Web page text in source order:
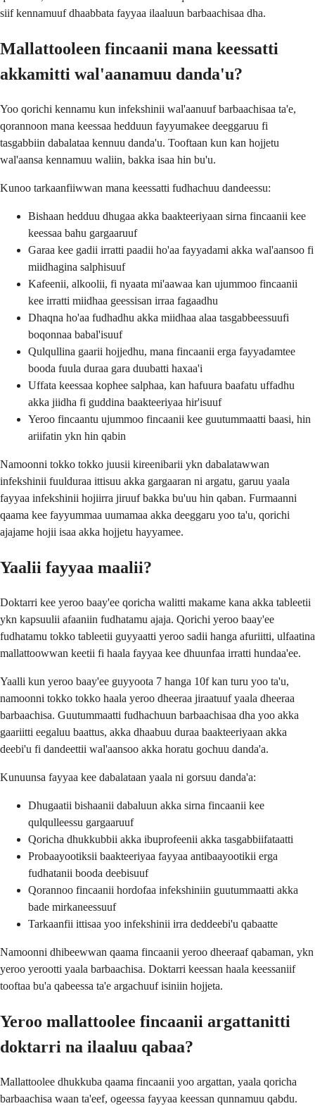
siif kennamuuf dhaabbata fayyaa ilaaluun barbaachisaa dha.
Mallattooleen fincaanii mana keessatti
akkamitti wal'aanamuu danda'u?
Yoo qorichi kennamu kun infekshinii wal'aanuuf barbaachisaa ta'e,
qorannoon mana keessaa hedduun fayyumakee deeggaruu fi
tasgabbiin dabalataa kennuu danda'u. Tooftaan kun kan hojjetu
wal'aansa kennamuu waliin, bakka isaa hin bu'u.
Kunoo tarkaanfiiwwan mana keessatti fudhachuu dandeessu:
Bishaan hedduu dhugaa akka baakteeriyaan sirna fincaanii kee
keessaa bahu gargaaruuf
Garaa kee gadii irratti paadii ho'aa fayyadami akka wal'aansoo fi
miidhagina salphisuuf
Kafeenii, alkoolii, fi nyaata mi'aawaa kan ujummoo fincaanii
kee irratti miidhaa geessisan irraa fagaadhu
Dhaqna ho'aa fudhadhu akka miidhaa alaa tasgabbeessuufi
boqonnaa babal'isuuf
Qulqullina gaarii hojjedhu, mana fincaanii erga fayyadamtee
booda fuula duraa gara duubatti haxaa'i
Uffata keessaa kophee salphaa, kan hafuura baafatu uffadhu
akka jiidha fi guddina baakteeriyaa hir'isuuf
Yeroo fincaantu ujummoo fincaanii kee guutummaatti baasi, hin
ariifatin ykn hin qabin
Namoonni tokko tokko juusii kireenibarii ykn dabalatawwan
infekshinii fuulduraa ittisuu akka gargaaran ni argatu, garuu yaala
fayyaa infekshinii hojiirra jiruuf bakka bu'uu hin qaban. Furmaanni
qaama kee fayyummaa uumamaa akka deeggaru yoo ta'u, qorichi
ajajame hojii isaa akka hojjetu hayyamee.
Yaalii fayyaa maalii?
Doktarri kee yeroo baay'ee qoricha walitti makame kana akka tableetii
ykn kapsuulii afaaniin fudhatamu ajaja. Qorichi yeroo baay'ee
fudhatamu tokko tableetii guyyaatti yeroo sadii hanga afuriitti, ulfaatina
mallattoowwan keetii fi haala fayyaa kee dhuunfaa irratti hundaa'ee.
Yaalli kun yeroo baay'ee guyyoota 7 hanga 10f kan turu yoo ta'u,
namoonni tokko tokko haala yeroo dheeraa jiraatuuf yaala dheeraa
barbaachisa. Guutummaatti fudhachuun barbaachisaa dha yoo akka
gaariitti eegaluu baattus, akka dhaabuu duraa baakteeriyaan akka
deebi'u fi dandeettii wal'aansoo akka horatu gochuu danda'a.
Kunuunsa fayyaa kee dabalataan yaala ni gorsuu danda'a:
Dhugaatii bishaanii dabaluun akka sirna fincaanii kee
qulqulleessu gargaaruuf
Qoricha dhukkubbii akka ibuprofeenii akka tasgabbiifataatti
Probaayootiksii baakteeriyaa fayyaa antibaayootikii erga
fudhatanii booda deebisuuf
Qorannoo fincaanii hordofaa infekshiniin guutummaatti akka
bade mirkaneessuuf
Tarkaanfii ittisaa yoo infekshinii irra deddeebi'u qabaatte
Namoonni dhibeewwan qaama fincaanii yeroo dheeraaf qabaman, ykn
yeroo yerootti yaala barbaachisa. Doktarri keessan haala keessaniif
tooftaa bu'a qabeessa ta'e argachuuf isiniin hojjeta.
Yeroo mallattoolee fincaanii argattanitti
doktarri na ilaaluu qabaa?
Mallattoolee dhukkuba qaama fincaanii yoo argattan, yaala qoricha
barbaachisa waan ta'eef, ogeessa fayyaa keessan qunnamuu qabdu.